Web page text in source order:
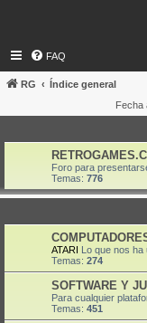
FAQ
RG
Índice general
Fecha
Foro para
Temas: 776
ATARI Lo que nos ha
Temas: 274
SOFTWARE Y
Para cualquier
Temas: 451